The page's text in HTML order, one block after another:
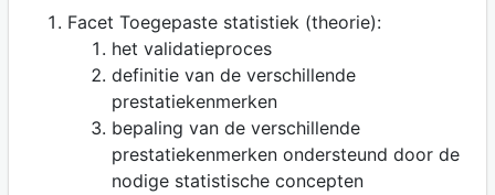
Facet Toegepaste statistiek (theorie):
het validatieproces
definitie van de verschillende
prestatiekenmerken
bepaling van de verschillende
prestatiekenmerken ondersteund door de
nodige statistische concepten